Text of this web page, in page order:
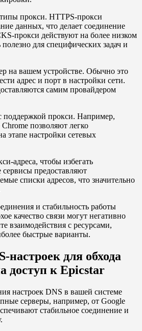
прокси. HTTPS-прокси
данных, что делает соединение
прокси действуют на более низком
для специфических задач и
на вашем устройстве. Обычно это
адрес и порт в настройки сети.
самим провайдером
поддержкой прокси. Например,
позволяют легко
этапе настройки сетевых
адреса, чтобы избегать
предоставляют
списки адресов, что значительно
и стабильность работы
качество связи могут негативно
взаимодействия с ресурсами,
быстрые варианты.
настроек для обхода
доступ к Epicstar
настроек DNS в вашей системе
серверы, например, от Google
стабильное соединение и